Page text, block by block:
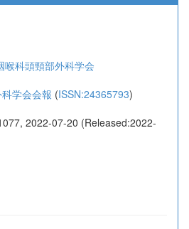
喉科頭頸部外科学会
学会会報 (ISSN:24365793)
2022-07-20 (Released:2022-